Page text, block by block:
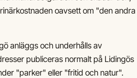
oavsett om "den andra
anläggs och underhålls av
publiceras normalt på Lidingös
"parker" eller "fritid och natur".